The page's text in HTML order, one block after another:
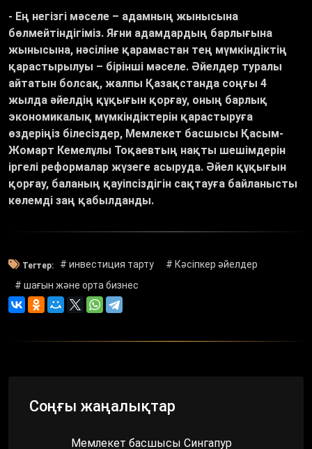
- Ең негізгі мәселе – адамның жынысына
бөлмейтіндігіміз. Яғни адамдардың барлығына
жынысына, нәсіліне қарамастан тең мүмкіндіктің
қарастырылуы – бірінші мәселе. Әйелдер туралы
айтатын болсақ, жалпы Қазақстанда соңғы 4
жылда әйелдің құқығын қорғау, оның барлық
экономикалық мүмкіндіктерін қарастыруға
өздеріңіз білесіздер, Мемлекет басшысы Қасым-
Жомарт Кемелұлы Тоқаевтың нақты шешімдерін
іргелі реформалар жүзеге асыруда. Әйел құқығын
қорғау, баланың қауіпсіздігін сақтауға байланысты
көлемді заң қабылданды.
Тегтер: # инвестиция тарту
# Кәсіпкер әйелдер
# шағын және орта бизнес
Соңғы жаңалықтар
Мемлекет басшысы Сингапур